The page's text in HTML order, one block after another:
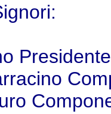
Presidente